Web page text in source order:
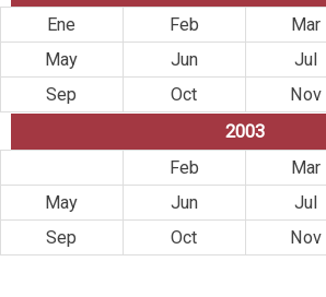
Ene
Feb Mar
May
Jun Jul
Sep
Oct Nov
2003
Feb Mar
May
Jun Jul
Sep
Oct Nov